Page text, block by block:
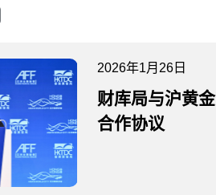
2026年1月26日
财库局与沪黄
合作协议